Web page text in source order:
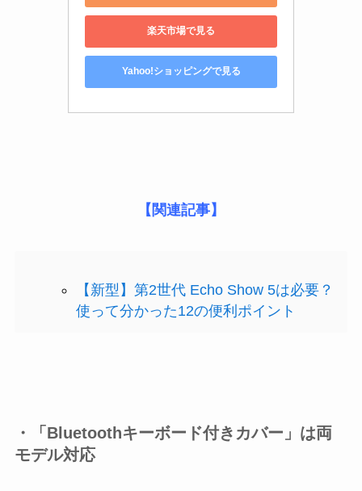
楽天市場で見る
Yahoo!ショッピングで見る
【関連記事】
【新型】第2世代 Echo Show 5は必要？
使って分かった12の便利ポイント
・「Bluetoothキーボード付きカバー」は両
モデル対応